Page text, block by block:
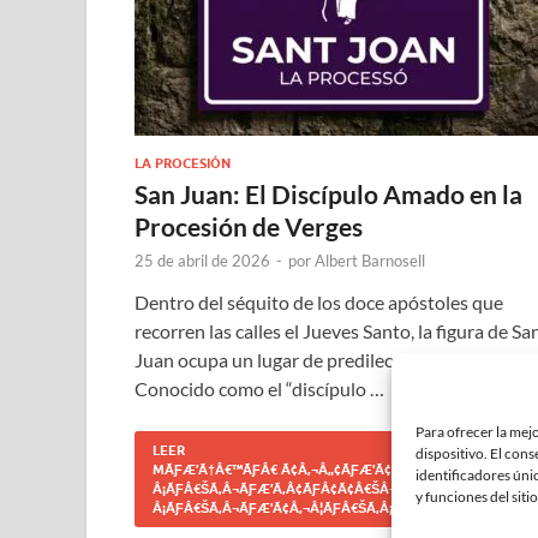
Para ofrecer la
dispositivo. El
identificadores
y funciones del sitio.
LA PROCESIÓN
San Juan: El Discípulo Amado en la
Procesión de Verges
25 de abril de 2026 - porAlbert Barnosell
Dentro del séquito de los doce apóstoles que
recorren las calles el Jueves Santo, la figura de
Juan ocupa un lugar de predilección y ternura.
Conocido como el “discípulo …
LEER
MÃƑÆ’Ã†Â€™ÃƑÂ€ Ã¢Â‚¬Â„¢ÃƑÆ’Ã¢Â‚¬Â
Â¡ÃƑÂ€ŠÃ‚Â¬ÃƑÆ’Ã¢Â‚¬Â¦ÃƑÂ€ŠÃ‚Â¡ÃƑÆ’Ã†Â€™ÃƑÂ€